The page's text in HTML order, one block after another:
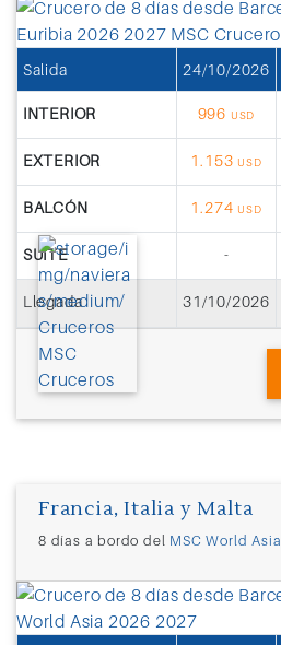
Salida 24/10/2026
INTERIOR 996 USD
EXTERIOR 1.153 USD
BALCÓN 1.274 USD
SUITE -
Llegada 31/10/2026
Francia, Italia y Malta
8 días a bordo del MSC World Asia